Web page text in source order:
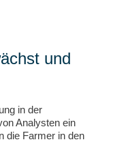
und
in der
Analysten ein
die Farmer in den